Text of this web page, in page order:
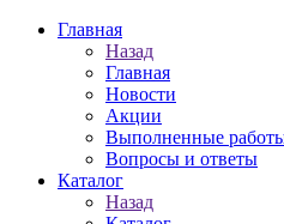
Главная
Назад
Главная
Новости
Акции
Выполненные
Вопросы и ответы
Каталог
Назад